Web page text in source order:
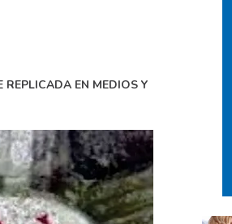
REPLICADA EN MEDIOS Y